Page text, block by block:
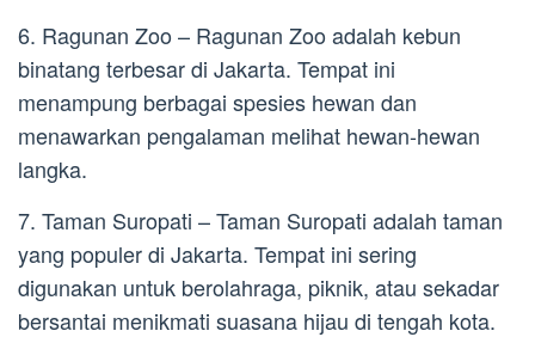
6. Ragunan Zoo – Ragunan Zoo adalah kebun
binatang terbesar di Jakarta. Tempat ini
menampung berbagai spesies hewan dan
menawarkan pengalaman melihat hewan-hewan
langka.
7. Taman Suropati – Taman Suropati adalah taman
yang populer di Jakarta. Tempat ini sering
digunakan untuk berolahraga, piknik, atau sekadar
bersantai menikmati suasana hijau di tengah kota.